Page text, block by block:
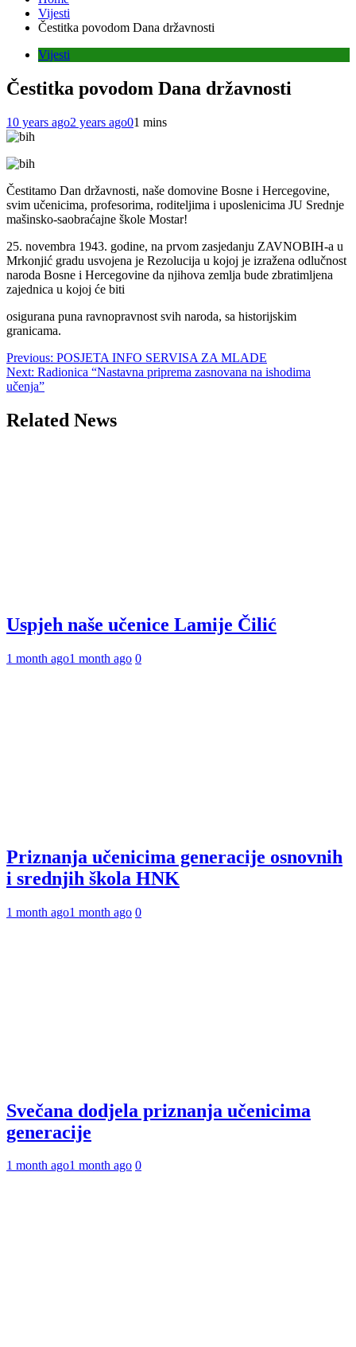
Vijesti
Čestitka povodom Dana državnosti
Vijesti
Čestitka povodom Dana državnosti
10 years ago2 years ago01 mins
Čestitamo Dan državnosti, naše domovine Bosne i Hercegovine,
svim učenicima, profesorima, roditeljima i uposlenicima JU Srednje
mašinsko-saobraćajne škole Mostar!
25. novembra 1943. godine, na prvom zasjedanju ZAVNOBIH-a u
Mrkonjić gradu usvojena je Rezolucija u kojoj je izražena odlučnost
naroda Bosne i Hercegovine da njihova zemlja bude zbratimljena
zajednica u kojoj će biti
osigurana puna ravnopravnost svih naroda, sa historijskim
granicama.
Post
navigation
Previous: POSJETA INFO SERVISA ZA MLADE
Next: Radionica “Nastavna priprema zasnovana na ishodima
učenja”
Related News
Uspjeh naše učenice Lamije Čilić
1 month ago1 month ago 0
Priznanja učenicima generacije osnovnih
i srednjih škola HNK
1 month ago1 month ago 0
Svečana dodjela priznanja učenicima
generacije
1 month ago1 month ago 0